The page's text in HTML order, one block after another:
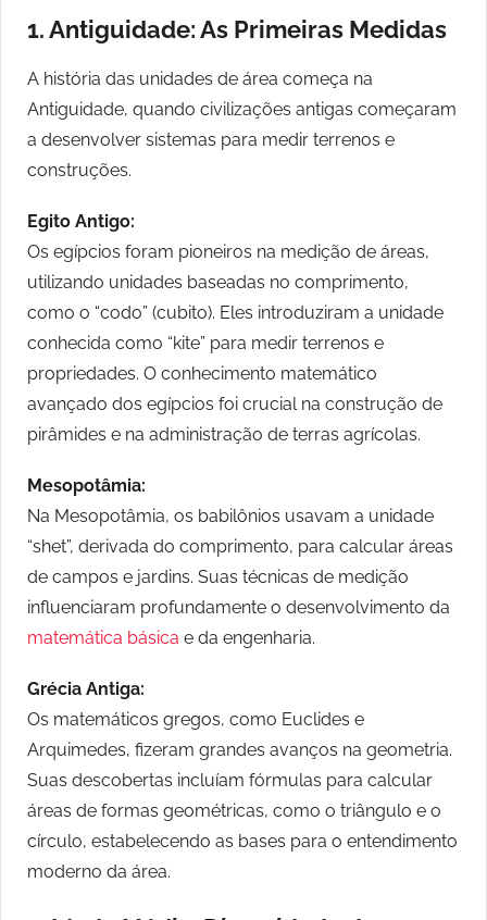
1. Antiguidade: As Primeiras Medidas
A história das unidades de área começa na
Antiguidade, quando civilizações antigas começaram
a desenvolver sistemas para medir terrenos e
construções.
Egito Antigo:
Os egípcios foram pioneiros na medição de áreas,
utilizando unidades baseadas no comprimento,
como o “codo” (cubito). Eles introduziram a unidade
conhecida como “kite” para medir terrenos e
propriedades. O conhecimento matemático
avançado dos egípcios foi crucial na construção de
pirâmides e na administração de terras agrícolas.
Mesopotâmia:
Na Mesopotâmia, os babilônios usavam a unidade
“shet”, derivada do comprimento, para calcular áreas
de campos e jardins. Suas técnicas de medição
influenciaram profundamente o desenvolvimento da
matemática básica e da engenharia.
Grécia Antiga:
Os matemáticos gregos, como Euclides e
Arquimedes, fizeram grandes avanços na geometria.
Suas descobertas incluíam fórmulas para calcular
áreas de formas geométricas, como o triângulo e o
círculo, estabelecendo as bases para o entendimento
moderno da área.